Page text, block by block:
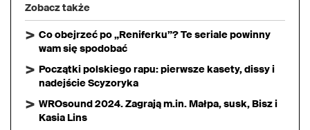
Zobacz także
Co obejrzeć po „Reniferku”? Te seriale powinny
wam się spodobać
Początki polskiego rapu: pierwsze kasety, dissy i
nadejście Scyzoryka
WROsound 2024. Zagrają m.in. Małpa, susk, Bisz i
Kasia Lins